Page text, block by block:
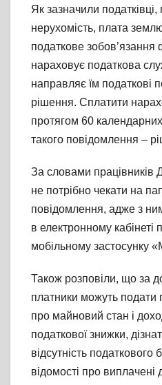
Як зазначили
нерухомість, плата
податкове зобов’язання
нараховує податкова
направляє їм податкові
рішення. Сплатити
протягом 60
такого повідомлення –
За словами працівників
не потрібно чекати на
повідомлення, адже з
в електронному кабінеті
мобільному застосунку
Також розповіли, що за
платники можуть подати
про майновий стан і
податкової знижки,
відсутність податкового
відомості про